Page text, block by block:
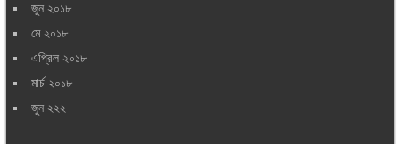
জুন ২০১৮
মে ২০১৮
এপ্রিল ২০১৮
মার্চ ২০১৮
জুন ২২২